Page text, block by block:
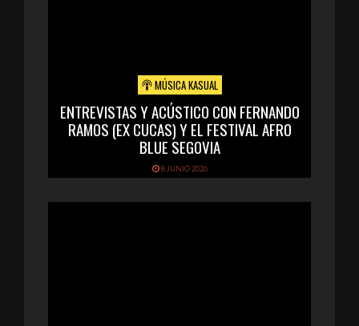
MÚSICA KASUAL
ENTREVISTAS Y ACÚSTICO CON FERNANDO
RAMOS (EX CUCAS) Y EL FESTIVAL AFRO
BLUE SEGOVIA
8 JUNIO 2026